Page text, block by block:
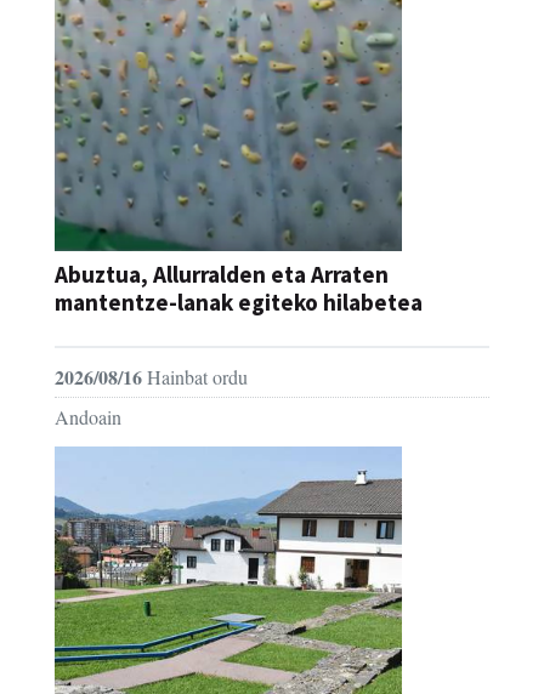
Abuztua, Allurralden eta Arraten
mantentze-lanak egiteko hilabetea
2026/08/16Hainbat ordu
Andoain